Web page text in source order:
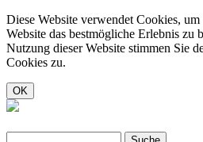
Diese Website verwendet Cookies,
Website das bestmögliche Erlebnis zu
Nutzung dieser Website stimmen Sie
Cookies zu.